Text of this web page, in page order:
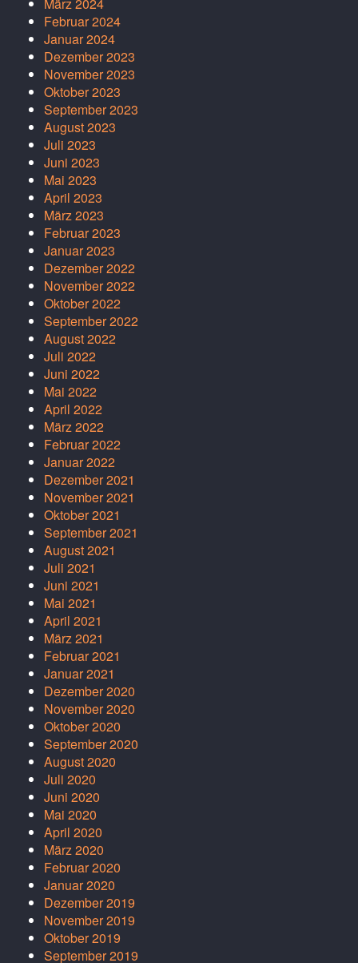
März 2024
Februar 2024
Januar 2024
Dezember 2023
November 2023
Oktober 2023
September 2023
August 2023
Juli 2023
Juni 2023
Mai 2023
April 2023
März 2023
Februar 2023
Januar 2023
Dezember 2022
November 2022
Oktober 2022
September 2022
August 2022
Juli 2022
Juni 2022
Mai 2022
April 2022
März 2022
Februar 2022
Januar 2022
Dezember 2021
November 2021
Oktober 2021
September 2021
August 2021
Juli 2021
Juni 2021
Mai 2021
April 2021
März 2021
Februar 2021
Januar 2021
Dezember 2020
November 2020
Oktober 2020
September 2020
August 2020
Juli 2020
Juni 2020
Mai 2020
April 2020
März 2020
Februar 2020
Januar 2020
Dezember 2019
November 2019
Oktober 2019
September 2019